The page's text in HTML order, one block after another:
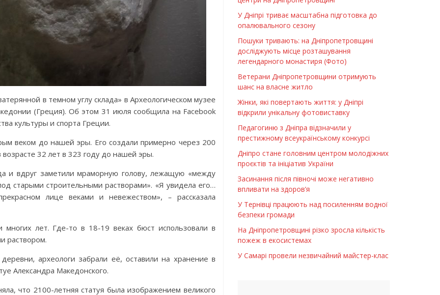
в темном углу склада» в Археологическом музее
(Греция). Об этом 31 июля сообщила на Facebook
культуры и спорта Греции.
веком до нашей эры. Его создали примерно через 200
32 лет в 323 году до нашей эры.
и вдруг заметили мраморную голову, лежащую «между
старыми строительными растворами». «Я увидела его…
лице веками и невежеством», – рассказала
многих лет. Где-то в 18-19 веках бюст использовали в
раствором.
археологи забрали её, оставили на хранение в
Александра Македонского.
что 2100-летняя статуя была изображением великого
У Дніпрі триває масштабна підготовка до
опалювального сезону
Пошуки тривають: на Дніпропетровщині
досліджують місце розташування
легендарного монастиря (Фото)
Ветерани Дніпропетровщини отримують
шанс на власне житло
Жінки, які повертають життя: у Дніпрі
відкрили унікальну фотовиставку
Педагогиню з Дніпра відзначили у
престижному всеукраїнському конкурсі
Дніпро стане головним центром молодіжних
проєктів та ініціатив України
Засинання після півночі може негативно
впливати на здоров’я
У Тернівці працюють над посиленням водної
безпеки громади
На Дніпропетровщині різко зросла кількість
пожеж в екосистемах
У Самарі провели незвичайний майстер-клас